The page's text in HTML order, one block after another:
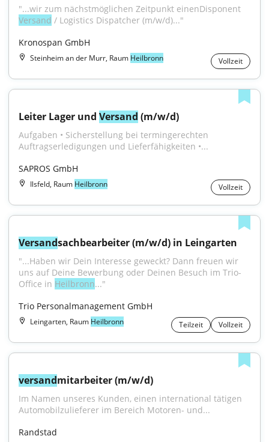
Versand / Logistics Dispatcher (m/w/d)..."
Kronospan GmbH
Steinheim an der Murr, Raum Heilbronn Vollzeit
Leiter Lager und Versand (m/w/d)
Aufgaben • Sicherstellung bei termingerechten
Auftragserledigungen und Lieferfähigkeiten •...
SAPROS GmbH
Ilsfeld, Raum Heilbronn Vollzeit
Versandsachbearbeiter (m/w/d) in Leingarten
"...Haben wir Dein Interesse geweckt? Dann freuen wir
uns auf Deine Bewerbung oder Deinen Besuch im Trio-
Office in Heilbronn..."
Trio Personalmanagement GmbH
Leingarten, Raum Heilbronn Teilzeit Vollzeit
versandmitarbeiter (m/w/d)
Im Namen unseres Kunden, einen international tätigen
Automobilzulieferer im Bereich Motoren- und...
Randstad